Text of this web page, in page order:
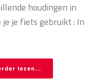
houdingen in
je fiets gebruikt : In
lezen...